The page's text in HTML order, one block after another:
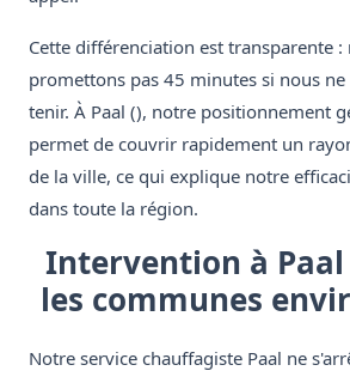
Cette différenciation est transparente :
promettons pas 45 minutes si nous
tenir. À Paal (), notre positionnement
permet de couvrir rapidement un
de la ville, ce qui explique notre
dans toute la région.
Intervention à
les communes
Notre service chauffagiste Paal ne